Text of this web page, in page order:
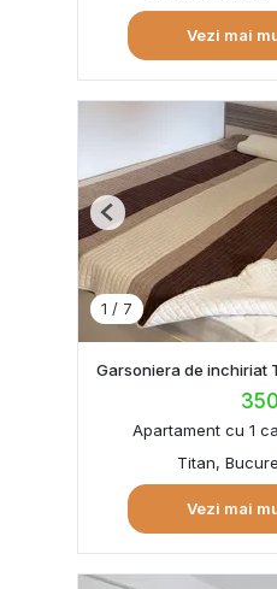
Vezi mai
1 / 7
Previous
Garsoniera de inchiriat
Apartament cu 1
Titan,
Vezi mai